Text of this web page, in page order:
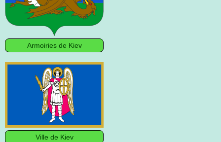
Armoiries de Kiev
Ville de Kiev